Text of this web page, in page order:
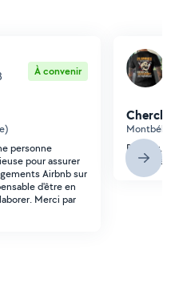
À convenir
personne
pour assurer
Airbnb sur
d'être en
Merci par
Bonjour,
m'aider à